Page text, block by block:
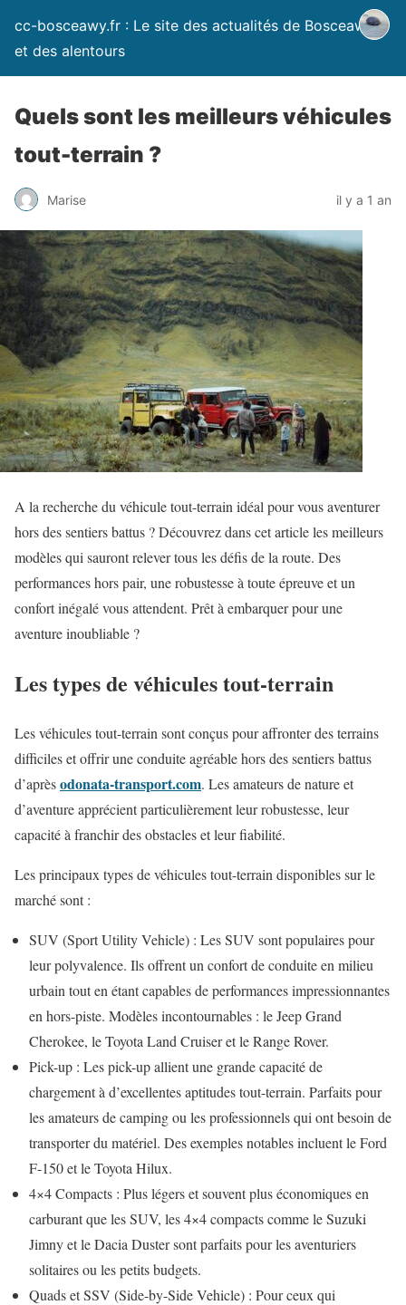
cc-bosceawy.fr : Le site des actualités de Bosceawy
et des alentours
Quels sont les meilleurs véhicules
tout-terrain ?
Marise il y a 1 an
A la recherche du véhicule tout-terrain idéal pour vous aventurer
hors des sentiers battus ? Découvrez dans cet article les meilleurs
modèles qui sauront relever tous les défis de la route. Des
performances hors pair, une robustesse à toute épreuve et un
confort inégalé vous attendent. Prêt à embarquer pour une
aventure inoubliable ?
Les types de véhicules tout-terrain
Les véhicules tout-terrain sont conçus pour affronter des terrains
difficiles et offrir une conduite agréable hors des sentiers battus
d’aprèsodonata-transport.com. Les amateurs de nature et
d’aventure apprécient particulièrement leur robustesse, leur
capacité à franchir des obstacles et leur fiabilité.
Les principaux types de véhicules tout-terrain disponibles sur le
marché sont :
SUV (Sport Utility Vehicle) : Les SUV sont populaires pour
leur polyvalence. Ils offrent un confort de conduite en milieu
urbain tout en étant capables de performances impressionnantes
en hors-piste. Modèles incontournables : le Jeep Grand
Cherokee, le Toyota Land Cruiser et le Range Rover.
Pick-up : Les pick-up allient une grande capacité de
chargement à d’excellentes aptitudes tout-terrain. Parfaits pour
les amateurs de camping ou les professionnels qui ont besoin de
transporter du matériel. Des exemples notables incluent le Ford
F-150 et le Toyota Hilux.
4×4 Compacts : Plus légers et souvent plus économiques en
carburant que les SUV, les 4×4 compacts comme le Suzuki
Jimny et le Dacia Duster sont parfaits pour les aventuriers
solitaires ou les petits budgets.
Quads et SSV (Side-by-Side Vehicle) : Pour ceux qui